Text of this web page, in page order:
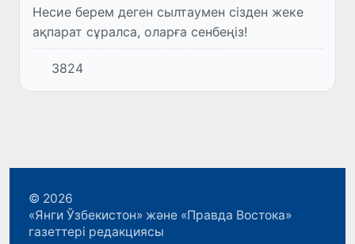
Несие берем деген сылтаумен сізден жеке
ақпарат сұралса, оларға сенбеңіз!
3824
© 2026
«Янги Ўзбекистон» және «Правда Востока»
газеттері редакциясы